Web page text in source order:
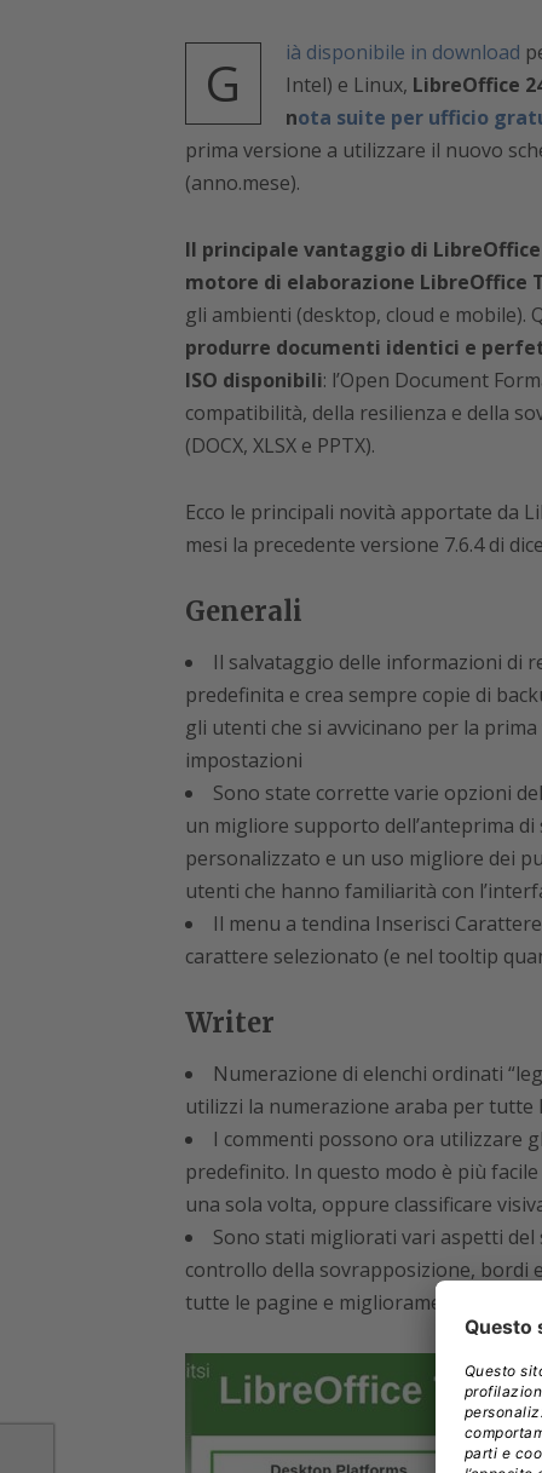
G ià disponibile in download
Intel) e Linux, LibreOffice
nota suite per ufficio
prima versione a utilizzare il nuovo
(anno.mese).
Il principale vantaggio di
motore di elaborazione LibreOffice
gli ambienti (desktop, cloud e
produrre documenti identici e
ISO disponibili: l’Open Document
compatibilità, della resilienza e della
(DOCX, XLSX e PPTX).
Ecco le principali novità apportate da
mesi la precedente versione 7.6.4 di
Generali
Il salvataggio delle informazioni di
predefinita e crea sempre copie di
gli utenti che si avvicinano per la
impostazioni
Sono state corrette varie opzioni
un migliore supporto dell’anteprima
personalizzato e un uso migliore dei
utenti che hanno familiarità con
Il menu a tendina Inserisci
carattere selezionato (e nel tooltip
Writer
Numerazione di elenchi ordinati
utilizzi la numerazione araba per tutte
I commenti possono ora utilizzare
predefinito. In questo modo è più
una sola volta, oppure classificare
Sono stati migliorati vari aspetti
controllo della sovrapposizione, bordi
tutte le pagine e miglioramenti relativi